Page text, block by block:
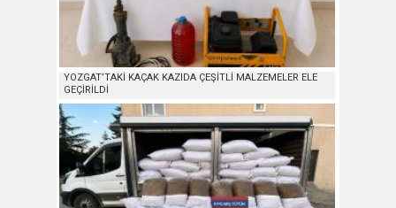
YOZGAT’TAKİ KAÇAK KAZIDA ÇEŞİTLİ MALZEMELER ELE
GEÇİRİLDİ